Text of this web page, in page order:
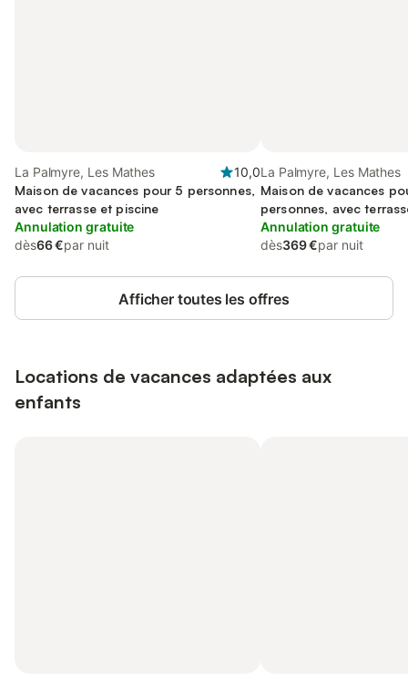
La Palmyre, Les Mathes
10,0
Maison de vacances pour 5 personnes,
avec terrasse et piscine
Annulation gratuite
dès66 €par nuit
La Palmyre, Les Mathes
Maison de vacances
personnes, avec
Annulation gratuite
dès369 €par nuit
Afficher toutes les offres
Locations de vacances adaptées aux
enfants